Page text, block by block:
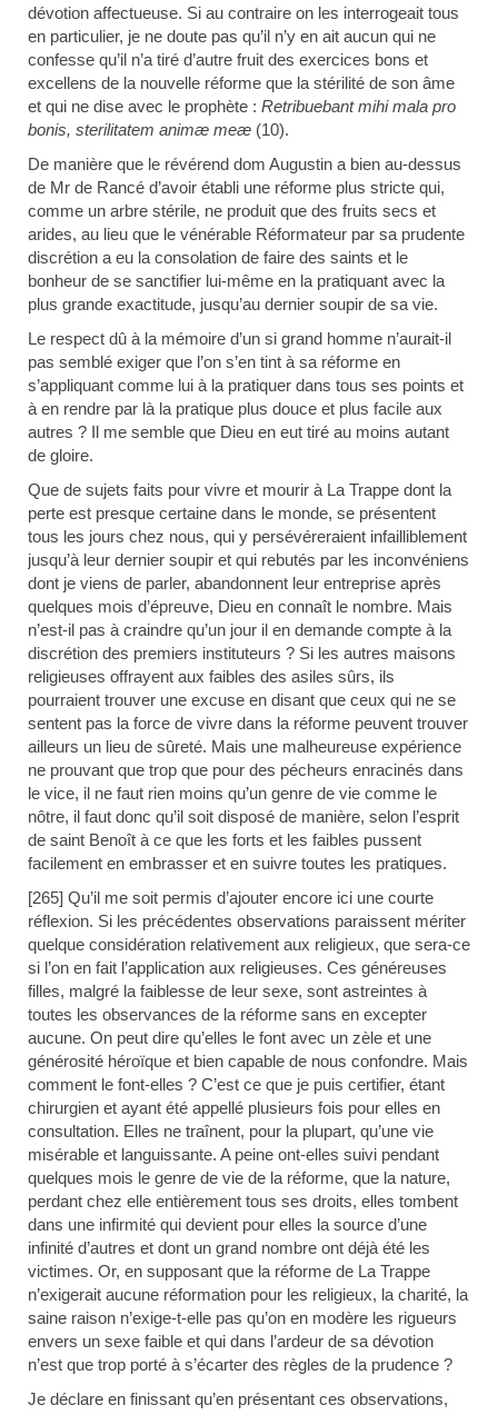
dévotion affectueuse. Si au contraire on les interrogeait tous
en particulier, je ne doute pas qu’il n’y en ait aucun qui ne
confesse qu’il n’a tiré d’autre fruit des exercices bons et
excellens de la nouvelle réforme que la stérilité de son âme
et qui ne dise avec le prophète : Retribuebant mihi mala pro
bonis, sterilitatem animæ meæ (10).
De manière que le révérend dom Augustin a bien au-dessus
de Mr de Rancé d’avoir établi une réforme plus stricte qui,
comme un arbre stérile, ne produit que des fruits secs et
arides, au lieu que le vénérable Réformateur par sa prudente
discrétion a eu la consolation de faire des saints et le
bonheur de se sanctifier lui-même en la pratiquant avec la
plus grande exactitude, jusqu’au dernier soupir de sa vie.
Le respect dû à la mémoire d’un si grand homme n’aurait-il
pas semblé exiger que l’on s’en tint à sa réforme en
s’appliquant comme lui à la pratiquer dans tous ses points et
à en rendre par là la pratique plus douce et plus facile aux
autres ? Il me semble que Dieu en eut tiré au moins autant
de gloire.
Que de sujets faits pour vivre et mourir à La Trappe dont la
perte est presque certaine dans le monde, se présentent
tous les jours chez nous, qui y persévéreraient infailliblement
jusqu’à leur dernier soupir et qui rebutés par les inconvéniens
dont je viens de parler, abandonnent leur entreprise après
quelques mois d’épreuve, Dieu en connaît le nombre. Mais
n’est-il pas à craindre qu’un jour il en demande compte à la
discrétion des premiers instituteurs ? Si les autres maisons
religieuses offrayent aux faibles des asiles sûrs, ils
pourraient trouver une excuse en disant que ceux qui ne se
sentent pas la force de vivre dans la réforme peuvent trouver
ailleurs un lieu de sûreté. Mais une malheureuse expérience
ne prouvant que trop que pour des pécheurs enracinés dans
le vice, il ne faut rien moins qu’un genre de vie comme le
nôtre, il faut donc qu’il soit disposé de manière, selon l’esprit
de saint Benoît à ce que les forts et les faibles pussent
facilement en embrasser et en suivre toutes les pratiques.
[265] Qu’il me soit permis d’ajouter encore ici une courte
réflexion. Si les précédentes observations paraissent mériter
quelque considération relativement aux religieux, que sera-ce
si l’on en fait l’application aux religieuses. Ces généreuses
filles, malgré la faiblesse de leur sexe, sont astreintes à
toutes les observances de la réforme sans en excepter
aucune. On peut dire qu’elles le font avec un zèle et une
générosité héroïque et bien capable de nous confondre. Mais
comment le font-elles ? C’est ce que je puis certifier, étant
chirurgien et ayant été appellé plusieurs fois pour elles en
consultation. Elles ne traînent, pour la plupart, qu’une vie
misérable et languissante. A peine ont-elles suivi pendant
quelques mois le genre de vie de la réforme, que la nature,
perdant chez elle entièrement tous ses droits, elles tombent
dans une infirmité qui devient pour elles la source d’une
infinité d’autres et dont un grand nombre ont déjà été les
victimes. Or, en supposant que la réforme de La Trappe
n’exigerait aucune réformation pour les religieux, la charité, la
saine raison n’exige-t-elle pas qu’on en modère les rigueurs
envers un sexe faible et qui dans l’ardeur de sa dévotion
n’est que trop porté à s’écarter des règles de la prudence ?
Je déclare en finissant qu’en présentant ces observations,